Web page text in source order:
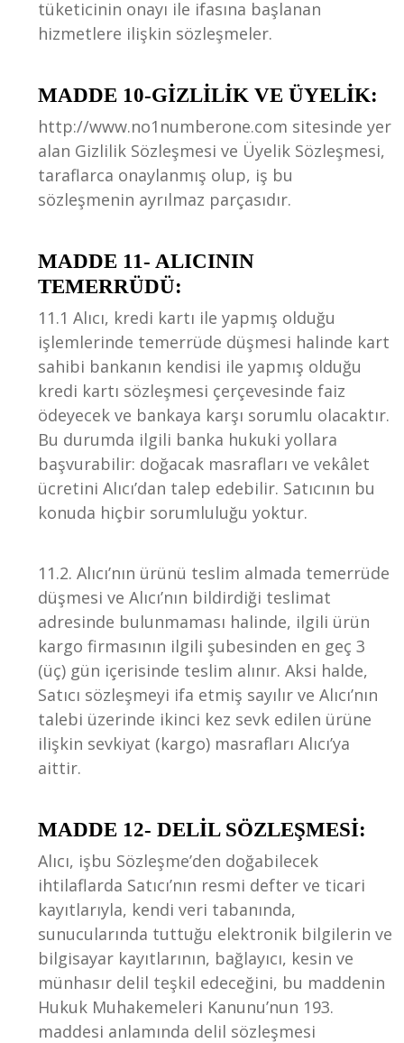
tüketicinin onayı ile ifasına başlanan
hizmetlere ilişkin sözleşmeler.
MADDE 10-GİZLİLİK VE ÜYELİK:
http://www.no1numberone.com sitesinde yer
alan Gizlilik Sözleşmesi ve Üyelik Sözleşmesi,
taraflarca onaylanmış olup, iş bu
sözleşmenin ayrılmaz parçasıdır.
MADDE 11- ALICININ
TEMERRÜDÜ:
11.1 Alıcı, kredi kartı ile yapmış olduğu
işlemlerinde temerrüde düşmesi halinde kart
sahibi bankanın kendisi ile yapmış olduğu
kredi kartı sözleşmesi çerçevesinde faiz
ödeyecek ve bankaya karşı sorumlu olacaktır.
Bu durumda ilgili banka hukuki yollara
başvurabilir: doğacak masrafları ve vekâlet
ücretini Alıcı’dan talep edebilir. Satıcının bu
konuda hiçbir sorumluluğu yoktur.
11.2. Alıcı’nın ürünü teslim almada temerrüde
düşmesi ve Alıcı’nın bildirdiği teslimat
adresinde bulunmaması halinde, ilgili ürün
kargo firmasının ilgili şubesinden en geç 3
(üç) gün içerisinde teslim alınır. Aksi halde,
Satıcı sözleşmeyi ifa etmiş sayılır ve Alıcı’nın
talebi üzerinde ikinci kez sevk edilen ürüne
ilişkin sevkiyat (kargo) masrafları Alıcı’ya
aittir.
MADDE 12- DELİL SÖZLEŞMESİ:
Alıcı, işbu Sözleşme’den doğabilecek
ihtilaflarda Satıcı’nın resmi defter ve ticari
kayıtlarıyla, kendi veri tabanında,
sunucularında tuttuğu elektronik bilgilerin ve
bilgisayar kayıtlarının, bağlayıcı, kesin ve
münhasır delil teşkil edeceğini, bu maddenin
Hukuk Muhakemeleri Kanunu’nun 193.
maddesi anlamında delil sözleşmesi